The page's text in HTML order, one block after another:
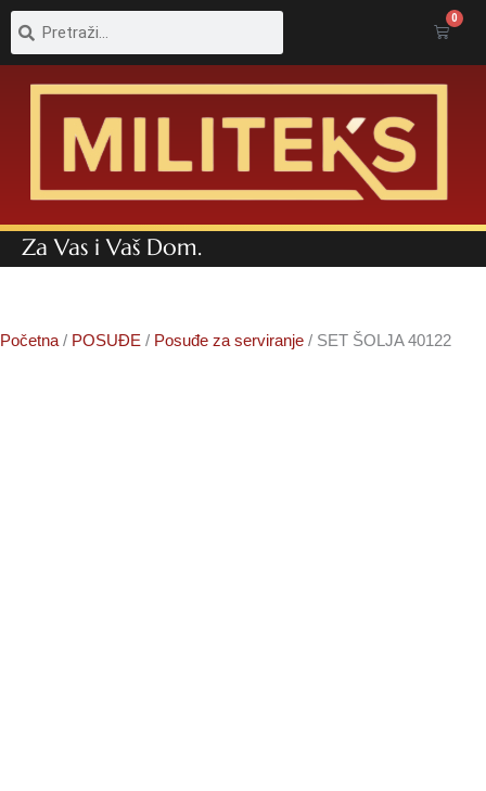
Pretraga 0
Cart
Za Vas i Vaš Dom.
Početna / POSUĐE / Posuđe za serviranje / SET ŠOLJA 40122